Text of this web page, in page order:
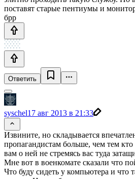
поставят старые пентиумы и
брр
Ответить
syschel17 авг 2013 в 21:33
Извините, но складывается
пропагандистам больше, чем тем
вам о ней не стремясь вас туда
Мне вот в военкомате сказали что
Что буду сидеть у компьютера и что